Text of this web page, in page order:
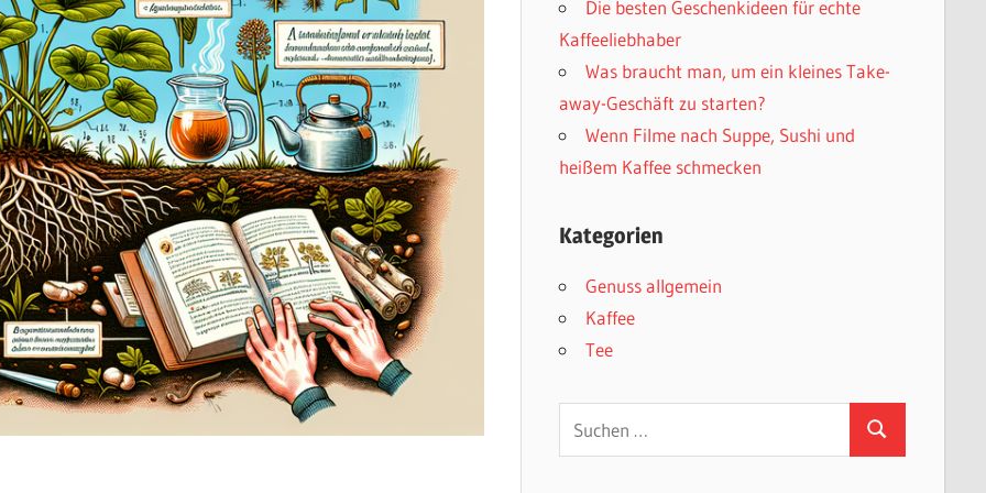
Die besten Geschenkideen für echte
Kaffeeliebhaber
Was braucht man, um ein kleines Take-
away-Geschäft zu starten?
Wenn Filme nach Suppe, Sushi und
heißem Kaffee schmecken
Kategorien
Genuss allgemein
Kaffee
Tee
Suchen